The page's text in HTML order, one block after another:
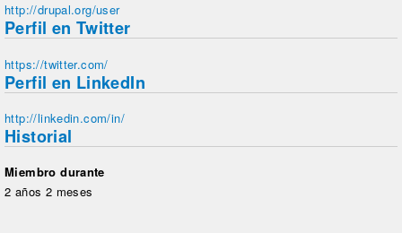
http://drupal.org/user
Perfil en Twitter
https://twitter.com/
Perfil en LinkedIn
http://linkedin.com/in/
Historial
Miembro durante
2 años 2 meses